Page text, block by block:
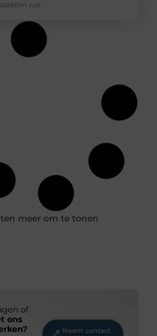
wat
voor binnenklimaat en
harmonie tussen binnen en
huis is meer dan alleen
ons hoofd; het is een toevluchtsoord
komen. De kwaliteit van ons leven
door onze directe omgeving.
alleen voor de sfeer binnenshuis,
de buitenruimte die we tot onze